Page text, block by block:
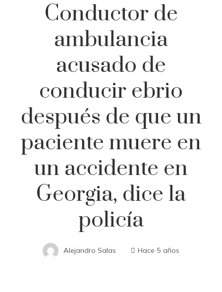
Conductor de
ambulancia
acusado de
conducir ebrio
después de que un
paciente muere en
un accidente en
Georgia, dice la
policía
Alejandro Salas Hace 5 años